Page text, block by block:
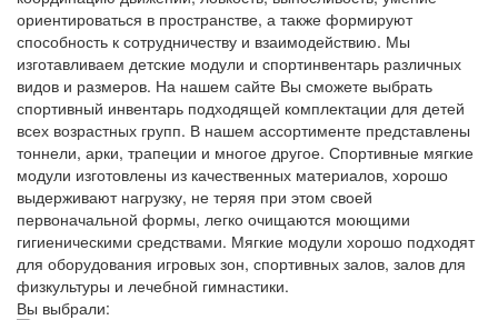
ориентироваться в пространстве, а также формируют
способность к сотрудничеству и взаимодействию. Мы
изготавливаем детские модули и спортинвентарь различных
видов и размеров. На нашем сайте Вы сможете выбрать
спортивный инвентарь подходящей комплектации для детей
всех возрастных групп. В нашем ассортименте представлены
тоннели, арки, трапеции и многое другое. Спортивные мягкие
модули изготовлены из качественных материалов, хорошо
выдерживают нагрузку, не теряя при этом своей
первоначальной формы, легко очищаются моющими
гигиеническими средствами. Мягкие модули хорошо подходят
для оборудования игровых зон, спортивных залов, залов для
физкультуры и лечебной гимнастики.
Вы выбрали: